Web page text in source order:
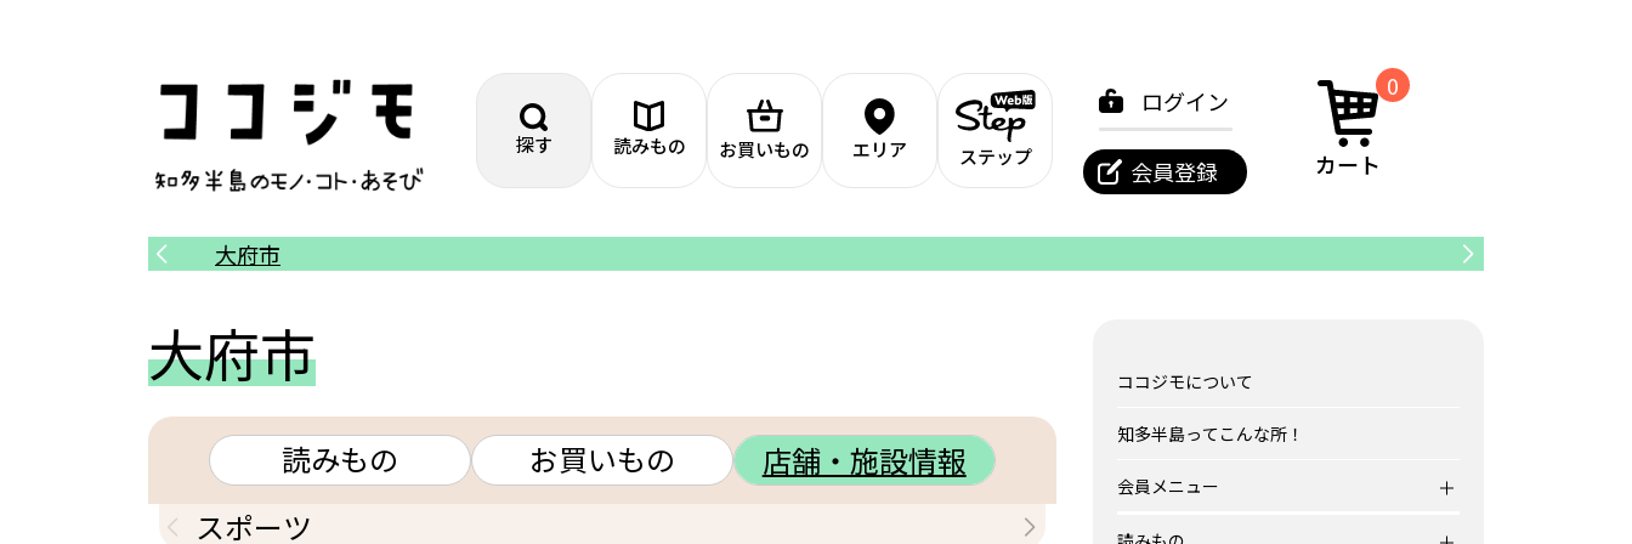
ログイン
会員登録
0
カート
探す 読みもの お買いもの エリア ステップ
大府市
大府市
読みもの お買いもの
店舗・施設情報
スポーツ
レジャー
ココジモについて
知多半島ってこんな所！
会員メニュー